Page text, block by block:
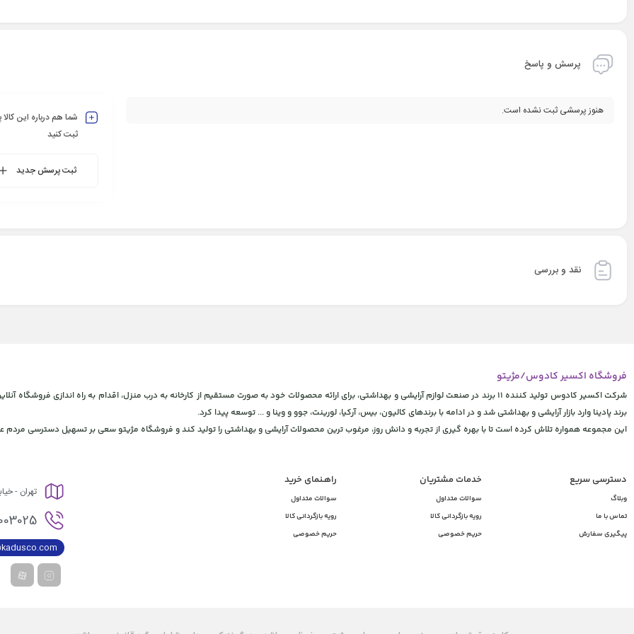
پرسش و پاسخ
هنوز پرسشی ثبت نشده است.
شما هم درباره این
ثبت کنید
ثبت پرسش جدید
نقد و بررسی
فروشگاه اکسیر کادوس/مژیتو
شرکت اکسیر کادوس تولید کننده 11 برند در صنعت لوازم آرایشی و بهداشتی، برای ارائه محصولات خود به صورت مستقیم از کارخانه به درب منزل، اقدام به راه اندازی
برند پادینا وارد بازار آرایشی و بهداشتی شد و در ادامه با برندهای کالیون، بیس، آرکیا، لورینت، جوو و وینا و ... توسعه پیدا کرد.
این مجموعه همواره تلاش کرده است تا با بهره گیری از تجربه و دانش روز، مرغوب ترین محصولات آرایشی و بهداشتی را تولید کند و فروشگاه مژیتو سعی بر تسهیل دسترسی مردم
دسترسی سریع
وبلاگ
تماس با ما
پیگیری سفارش
خدمات مشتریان
سوالات متداول
رویه بازگردانی کالا
حریم خصوصی
راهـنمای خرید
سوالات متداول
رویه بازگردانی کالا
حریم خصوصی
تهران -